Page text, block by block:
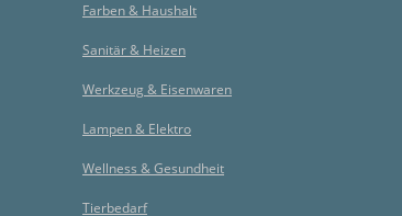
Farben & Haushalt
Sanitär & Heizen
Werkzeug & Eisenwaren
Lampen & Elektro
Wellness & Gesundheit
Tierbedarf